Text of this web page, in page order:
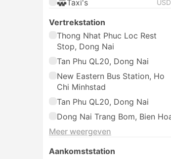
Taxi's
Vertrekstation
Thong Nhat Phuc Loc Rest
Stop, Dong Nai
Tan Phu QL20, Dong Nai
New Eastern Bus Station, Ho
Chi Minhstad
Tan Phu QL20, Dong Nai
Dong Nai Trang Bom, Bien
Meer weergeven
Aankomststation